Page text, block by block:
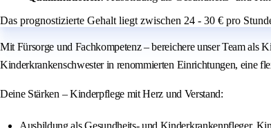
Das prognostizierte Gehalt liegt zwischen 24 - 30 € pro
Mit Fürsorge und Fachkompetenz – bereichere unser Team als
Kinderkrankenschwester in renommierten Einrichtungen, eine
Deine Stärken – Kinderpflege mit Herz und Verstand: